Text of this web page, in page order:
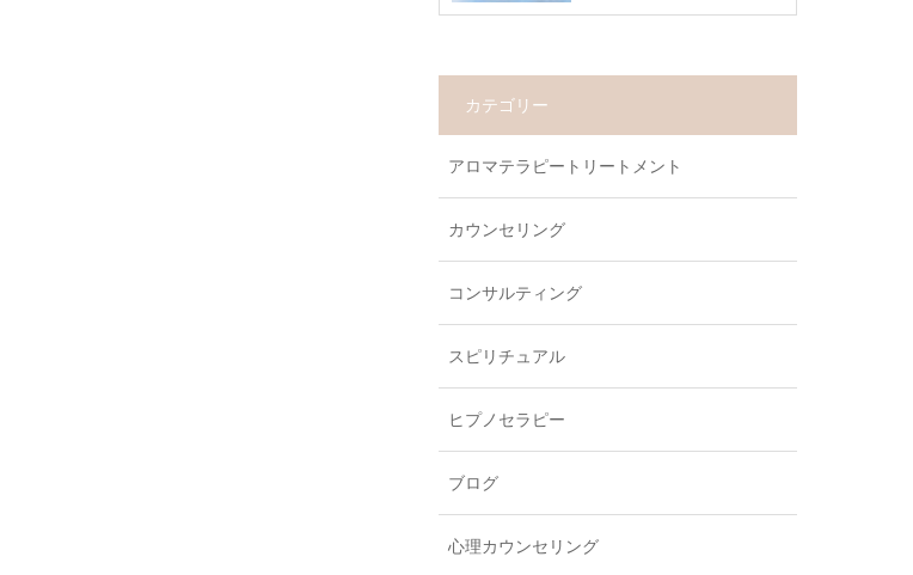
カテゴリー
アロマテラピートリートメント
カウンセリング
コンサルティング
スピリチュアル
ヒプノセラピー
ブログ
心理カウンセリング